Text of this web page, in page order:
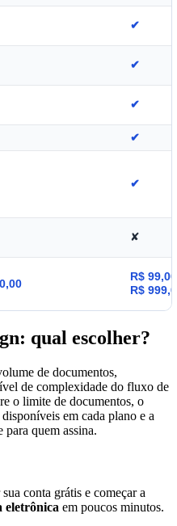
✔
✔
✔
✔
✔
✘
R$
R$
qual escolher?
de documentos,
de complexidade do fluxo de
o limite de documentos, o
em cada plano e a
quem assina.
conta grátis e começar a
eletrônica em poucos minutos.